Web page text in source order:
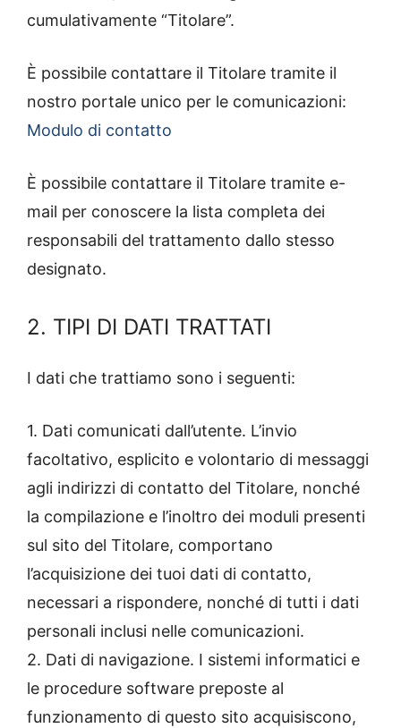
cumulativamente “Titolare”.
È possibile contattare il Titolare tramite il
nostro portale unico per le comunicazioni:
Modulo di contatto
È possibile contattare il Titolare tramite e-
mail per conoscere la lista completa dei
responsabili del trattamento dallo stesso
designato.
2. TIPI DI DATI TRATTATI
I dati che trattiamo sono i seguenti:
1. Dati comunicati dall’utente. L’invio
facoltativo, esplicito e volontario di messaggi
agli indirizzi di contatto del Titolare, nonché
la compilazione e l’inoltro dei moduli presenti
sul sito del Titolare, comportano
l’acquisizione dei tuoi dati di contatto,
necessari a rispondere, nonché di tutti i dati
personali inclusi nelle comunicazioni.
2. Dati di navigazione. I sistemi informatici e
le procedure software preposte al
funzionamento di questo sito acquisiscono,